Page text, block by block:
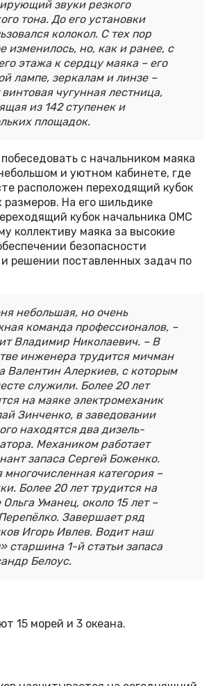
звуки резкого
тона. До его установки
колокол. С тех пор
изменилось, но, как и ранее, с
этажа к сердцу маяка – его
лампе, зеркалам и линзе –
винтовая чугунная лестница,
из 142 ступенек и
площадок.
с начальником маяка
и уютном кабинете, где
расположен переходящий кубок
На его шильдике
кубок начальника ОМС
коллективу маяка за высокие
безопасности
решении поставленных задач по
небольшая, но очень
команда профессионалов, –
Владимир Николаевич. – В
инженера трудится мичман
Валентин Алеркиев, с которым
служили. Более 20 лет
на маяке электромеханик
Зинченко, в заведовании
находятся два дизель-
Механиком работает
запаса Сергей Боженко.
многочисленная категория –
Более 20 лет трудится на
Ольга Уманец, около 15 лет –
Завершает ряд
Игорь Ивлев. Водит наш
старшина 1-й статьи запаса
Белоус.
15 морей и 3 океана.